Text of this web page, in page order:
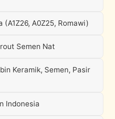
(A1Z26, A0Z25, Romawi)
Semen Nat
Keramik, Semen, Pasir
Indonesia